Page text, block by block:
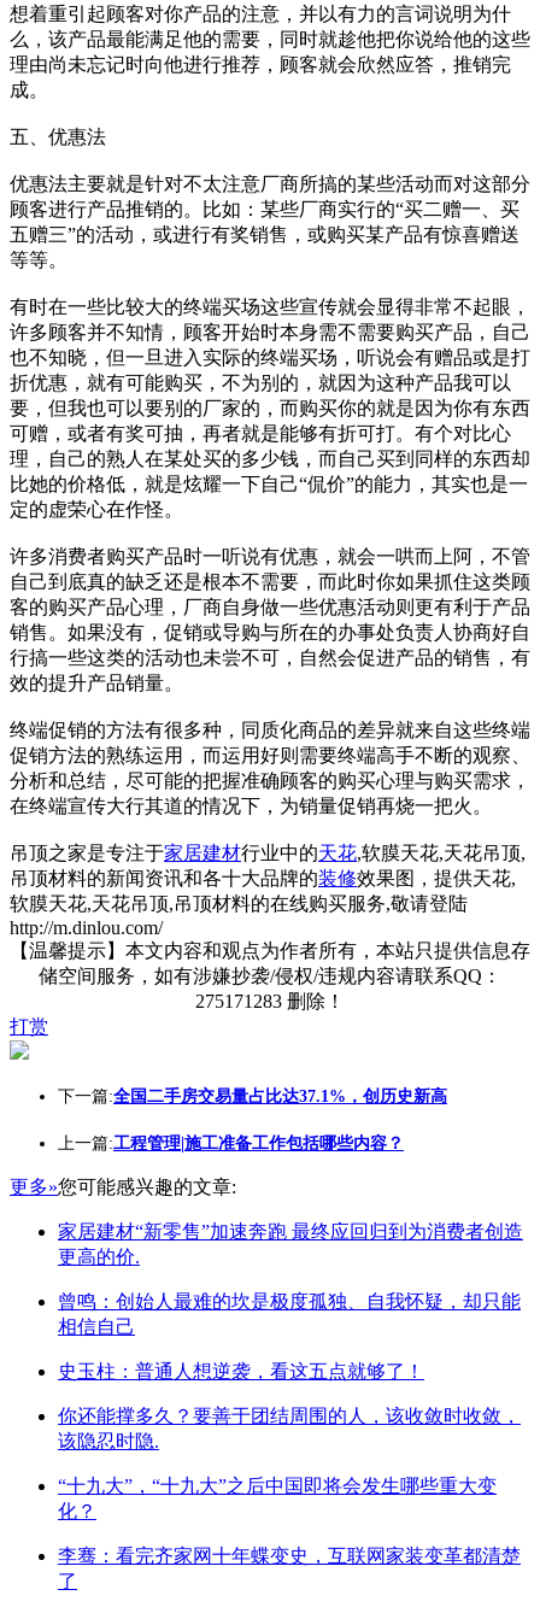
想着重引起顾客对你产品的注意，并以有力的言词说明为什
么，该产品最能满足他的需要，同时就趁他把你说给他的这些
理由尚未忘记时向他进行推荐，顾客就会欣然应答，推销完
成。
五、优惠法
优惠法主要就是针对不太注意厂商所搞的某些活动而对这部分
顾客进行产品推销的。比如：某些厂商实行的“买二赠一、买
五赠三”的活动，或进行有奖销售，或购买某产品有惊喜赠送
等等。
有时在一些比较大的终端买场这些宣传就会显得非常不起眼，
许多顾客并不知情，顾客开始时本身需不需要购买产品，自己
也不知晓，但一旦进入实际的终端买场，听说会有赠品或是打
折优惠，就有可能购买，不为别的，就因为这种产品我可以
要，但我也可以要别的厂家的，而购买你的就是因为你有东西
可赠，或者有奖可抽，再者就是能够有折可打。有个对比心
理，自己的熟人在某处买的多少钱，而自己买到同样的东西却
比她的价格低，就是炫耀一下自己“侃价”的能力，其实也是一
定的虚荣心在作怪。
许多消费者购买产品时一听说有优惠，就会一哄而上阿，不管
自己到底真的缺乏还是根本不需要，而此时你如果抓住这类顾
客的购买产品心理，厂商自身做一些优惠活动则更有利于产品
销售。如果没有，促销或导购与所在的办事处负责人协商好自
行搞一些这类的活动也未尝不可，自然会促进产品的销售，有
效的提升产品销量。
终端促销的方法有很多种，同质化商品的差异就来自这些终端
促销方法的熟练运用，而运用好则需要终端高手不断的观察、
分析和总结，尽可能的把握准确顾客的购买心理与购买需求，
在终端宣传大行其道的情况下，为销量促销再烧一把火。
吊顶之家是专注于家居建材行业中的天花,软膜天花,天花吊顶,
吊顶材料的新闻资讯和各十大品牌的装修效果图，提供天花,
软膜天花,天花吊顶,吊顶材料的在线购买服务,敬请登陆
http://m.dinlou.com/
【温馨提示】本文内容和观点为作者所有，本站只提供信息存
储空间服务，如有涉嫌抄袭/侵权/违规内容请联系QQ：
275171283 删除！
打赏
下一篇:全国二手房交易量占比达37.1%，创历史新高
上一篇:工程管理|施工准备工作包括哪些内容？
更多»您可能感兴趣的文章:
家居建材“新零售”加速奔跑 最终应回归到为消费者创造
更高的价.
曾鸣：创始人最难的坎是极度孤独、自我怀疑，却只能
相信自己
史玉柱：普通人想逆袭，看这五点就够了！
你还能撑多久？要善于团结周围的人，该收敛时收敛，
该隐忍时隐.
“十九大”，“十九大”之后中国即将会发生哪些重大变
化？
李骞：看完齐家网十年蝶变史，互联网家装变革都清楚
了